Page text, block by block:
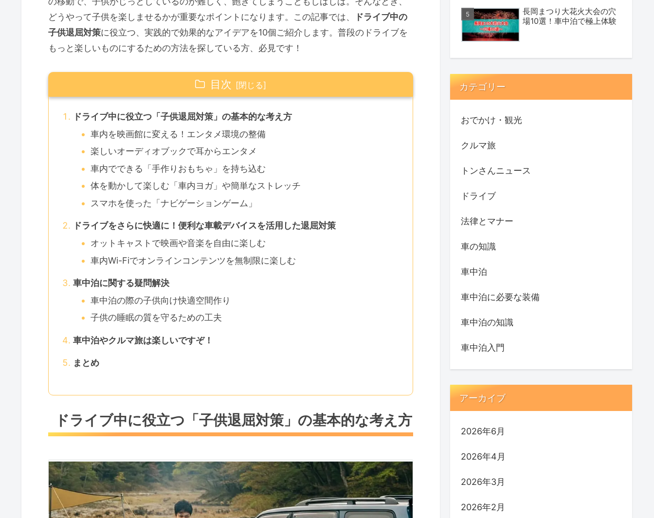
どうやって子供を楽しませるかが重要なポイントになります。この記事では、
ドライブ中の
子供退屈対策に役立つ、実践的で効果的なアイデアを10個ご紹介します。普段のドライブを
もっと楽しいものにするための方法を探している方、必見です！
目次
ドライブ中に役立つ「子供退屈対策」の基本的な考え方
車内を映画館に変える！エンタメ環境の整備
楽しいオーディオブックで耳からエンタメ
車内でできる「手作りおもちゃ」を持ち込む
体を動かして楽しむ「車内ヨガ」や簡単なストレッチ
スマホを使った「ナビゲーションゲーム」
ドライブをさらに快適に！便利な車載デバイスを活用した退屈対策
オットキャストで映画や音楽を自由に楽しむ
車内Wi-Fiでオンラインコンテンツを無制限に楽しむ
車中泊に関する疑問解決
車中泊の際の子供向け快適空間作り
子供の睡眠の質を守るための工夫
車中泊やクルマ旅は楽しいですぞ！
まとめ
ドライブ中に役立つ「子供退屈対策」の基本的な考え方
長岡まつり大花火大会の穴
場10選！車中泊で極上体験
カテゴリー
おでかけ・観光
クルマ旅
トンさんニュース
ドライブ
法律とマナー
車の知識
車中泊
車中泊に必要な装備
車中泊の知識
車中泊入門
アーカイブ
2026年6月
2026年4月
2026年3月
2026年2月